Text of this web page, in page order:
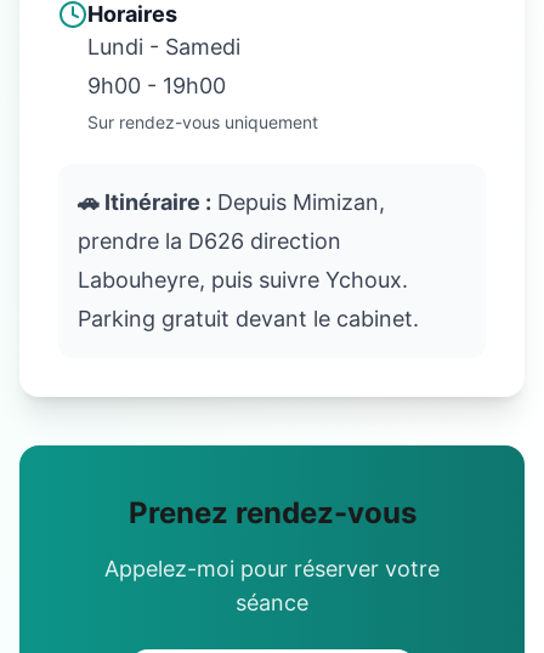
Horaires
Lundi - Samedi
9h00 - 19h00
Sur rendez-vous uniquement
🚗 Itinéraire : Depuis Mimizan,
prendre la D626 direction
Labouheyre, puis suivre Ychoux.
Parking gratuit devant le cabinet.
Prenez rendez-vous
Appelez-moi pour réserver votre
séance